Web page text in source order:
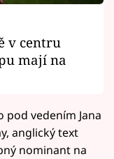
v centru
mají na
pod vedením Jana
anglický text
nominant na